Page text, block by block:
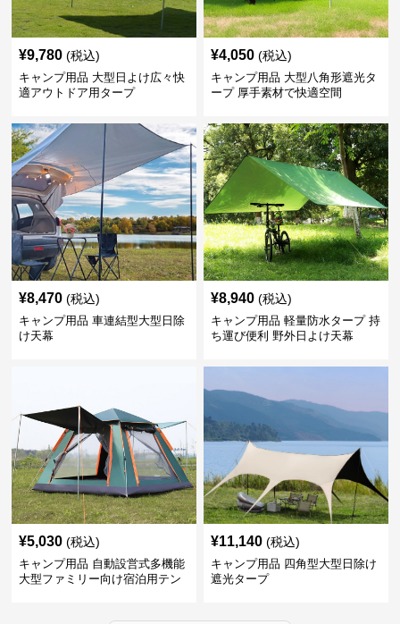
¥9,780 (税込)
キャンプ用品 大型日よけ広々快
適アウトドア用タープ
¥4,050 (税込)
キャンプ用品 大型八角形遮光タ
ープ 厚手素材で快適空間
¥8,470 (税込)
キャンプ用品 車連結型大型日除
け天幕
¥8,940 (税込)
キャンプ用品 軽量防水タープ 持
ち運び便利 野外日よけ天幕
¥5,030 (税込)
キャンプ用品 自動設営式多機能
大型ファミリー向け宿泊用テン
¥11,140 (税込)
キャンプ用品 四角型大型日除け
遮光タープ